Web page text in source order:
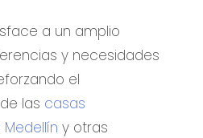
a un amplio
y necesidades
el
las casas
y otras